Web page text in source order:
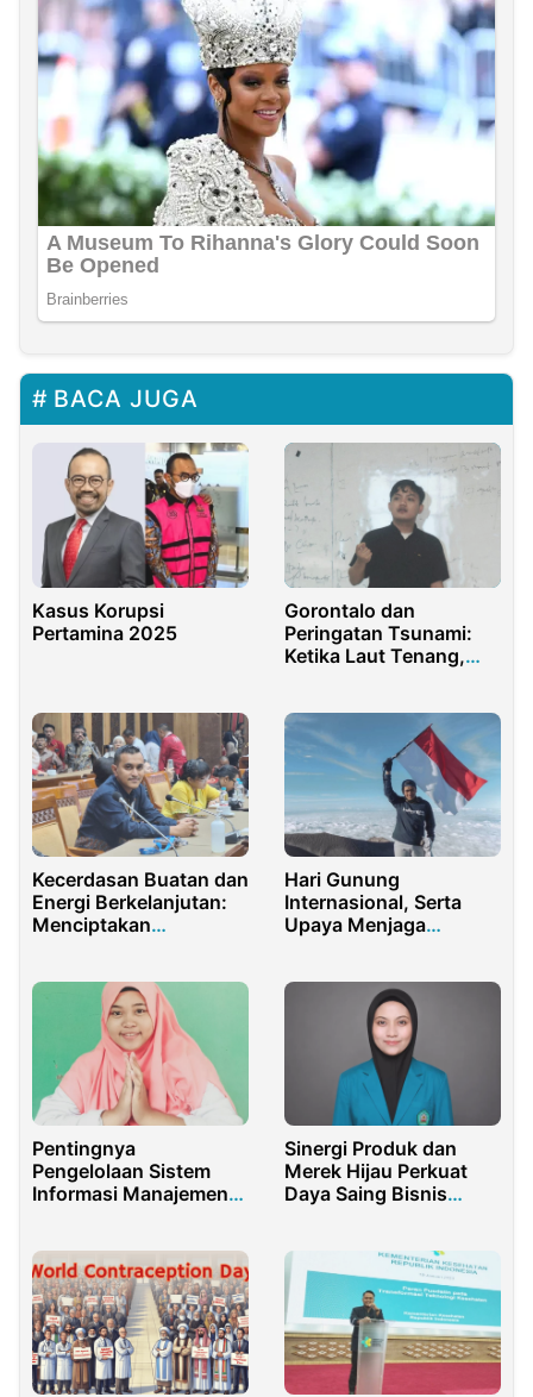
BACA JUGA
Kasus Korupsi
Pertamina 2025
Gorontalo dan
Peringatan Tsunami:
Ketika Laut Tenang,
Kecerdasan Buatan dan
Energi Berkelanjutan:
Menciptakan
Indonesia
Hari Gunung
Internasional, Serta
Upaya Menjaga
Pentingnya
Pengelolaan Sistem
Informasi Manajemen
Sinergi Produk dan
Merek Hijau Perkuat
Daya Saing Bisnis